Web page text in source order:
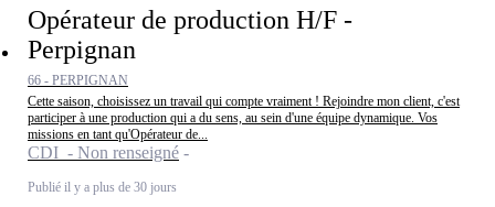
Opérateur de production H/F -
Perpignan
66 - PERPIGNAN
Cette saison, choisissez un travail qui compte vraiment ! Rejoindre mon client, c'est
participer à une production qui a du sens, au sein d'une équipe dynamique. Vos
missions en tant qu'Opérateur de...
CDI - Non renseigné
Publié il y a plus de 30 jours